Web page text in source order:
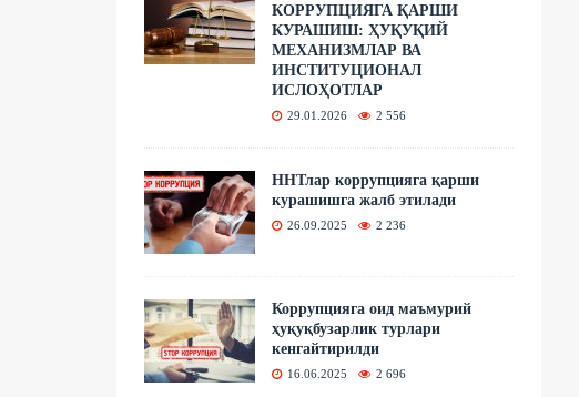
КОРРУПЦИЯГА ҚАРШИ
КУРАШИШ: ҲУҚУҚИЙ
МЕХАНИЗМЛАР ВА
ИНСТИТУЦИОНАЛ
ИСЛОҲОТЛАР
29.01.2026 2 556
ННТлар коррупцияга қарши
курашишга жалб этилади
26.09.2025 2 236
Коррупцияга оид маъмурий
ҳуқуқбузарлик турлари
кенгайтирилди
16.06.2025 2 696